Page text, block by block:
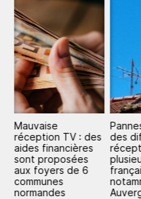
Mauvaise
réception TV : des
aides financières
sont proposées
aux foyers de 6
communes
normandes
des